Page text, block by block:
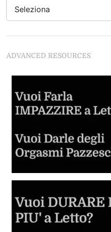
Guida al
Come Fare Sesso
Tutto quello che
Giochi Erotici e
Inizia a
ADVANCED RESOURCES